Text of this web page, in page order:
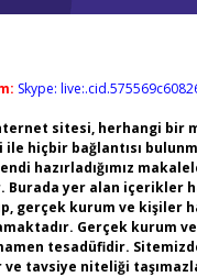
Skype:
sitesi, herhangi bir
ile hiçbir bağlantısı
hazırladığımız
Burada yer alan içerikler
gerçek kurum ve kişiler
Gerçek kurum
tesadüfidir.
tavsiye niteliği